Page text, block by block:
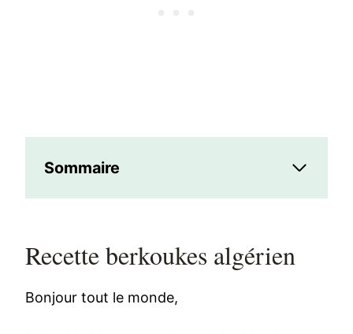
Sommaire
Recette berkoukes algérien
Bonjour tout le monde,